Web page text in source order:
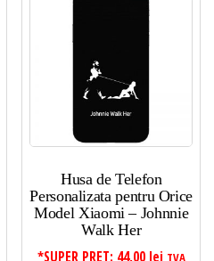
Husa de Telefon
Personalizata pentru Orice
Model Xiaomi – Johnnie
Walk Her
TVA